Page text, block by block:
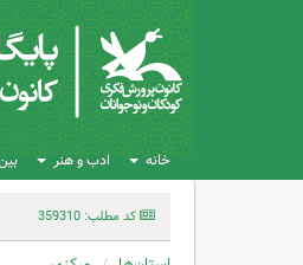
خانه ادب و هنر
کد مطلب: 359310